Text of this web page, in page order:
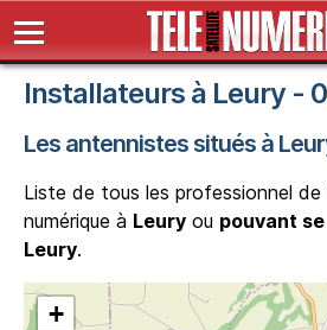
Installateurs à Leury -
Les antennistes situés à
Liste de tous les professionnel de
numérique à Leury ou pouvant
Leury.
+